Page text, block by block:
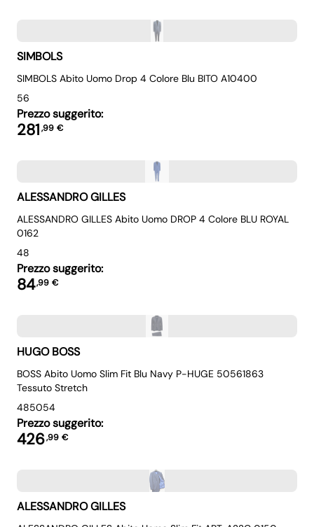
SIMBOLS
SIMBOLS Abito Uomo Drop 4 Colore Blu BITO A10400
56
Prezzo suggerito:
281,99 €
ALESSANDRO GILLES
ALESSANDRO GILLES Abito Uomo DROP 4 Colore BLU ROYAL
0162
48
Prezzo suggerito:
84,99 €
HUGO BOSS
BOSS Abito Uomo Slim Fit Blu Navy P-HUGE 50561863
Tessuto Stretch
485054
Prezzo suggerito:
426,99 €
ALESSANDRO GILLES